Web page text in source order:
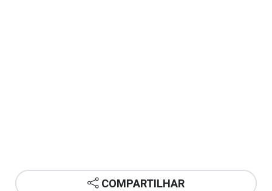
COMPARTILHAR